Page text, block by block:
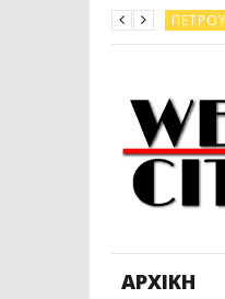
ΔΥΤΙΚΉ
ΑΡΧΙΚΉ